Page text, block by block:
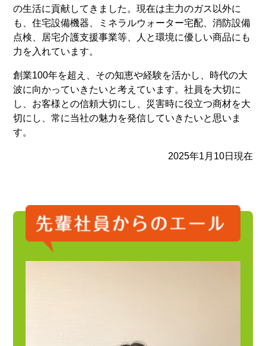
の生活に貢献してきました。現在は主力のガス以外に
も、住宅設備機器、ミネラルウォーター宅配、消防設備
点検、居宅介護支援事業等、人と環境に優しい商品にも
力を入れています。
創業100年を超え、その知恵や経験を活かし、時代の大
波に向かっていきたいと考えています。社員を大切に
し、お客様との信頼大切にし、災害時に役立つ商材を大
切にし、常に当社の魅力を発信していきたいと思いま
す。
2025年1月10日現在